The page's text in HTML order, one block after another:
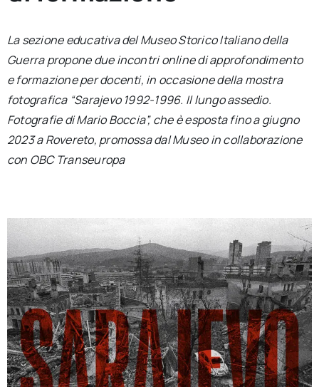
La sezione educativa del Museo Storico Italiano della
Guerra propone due incontri online di approfondimento
e formazione per docenti, in occasione della mostra
fotografica “Sarajevo 1992-1996. Il lungo assedio.
Fotografie di Mario Boccia”, che è esposta fino a giugno
2023 a Rovereto, promossa dal Museo in collaborazione
con OBC Transeuropa